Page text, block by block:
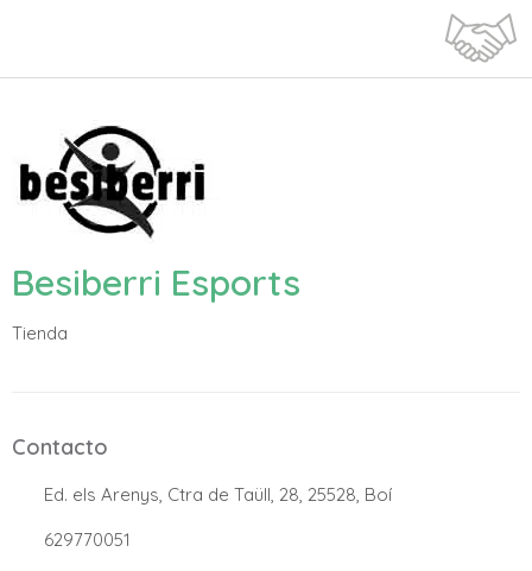
Besiberri Esports
Tienda
Contacto
Ed. els Arenys, Ctra de Taüll, 28, 25528, Boí
629770051